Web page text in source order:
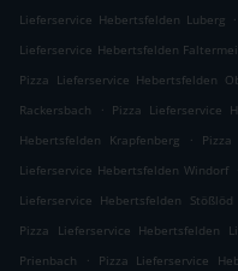
Lieferservice Hebertsfelden Luberg .
Lieferservice Hebertsfelden
Pizza Lieferservice Hebertsfelden
Rackersbach
. Pizza Lieferservice
Hebertsfelden Krapfenberg
.
Lieferservice Hebertsfelden Windorf
Lieferservice Hebertsfelden Stößlöd
Pizza Lieferservice Hebertsfelden
Prienbach
. Pizza Lieferservice